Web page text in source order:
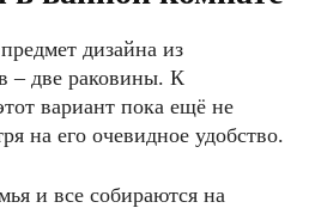
дизайна из
– две раковины. К
вариант пока ещё не
на его очевидное удобство.
и все собираются на